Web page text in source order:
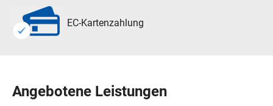
EC-Kartenzahlung
Angebotene Leistungen